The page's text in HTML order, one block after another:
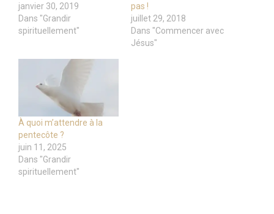
janvier 30, 2019
Dans "Grandir
spirituellement"
pas !
juillet 29, 2018
Dans "Commencer avec
Jésus"
À quoi m’attendre à la
pentecôte ?
juin 11, 2025
Dans "Grandir
spirituellement"